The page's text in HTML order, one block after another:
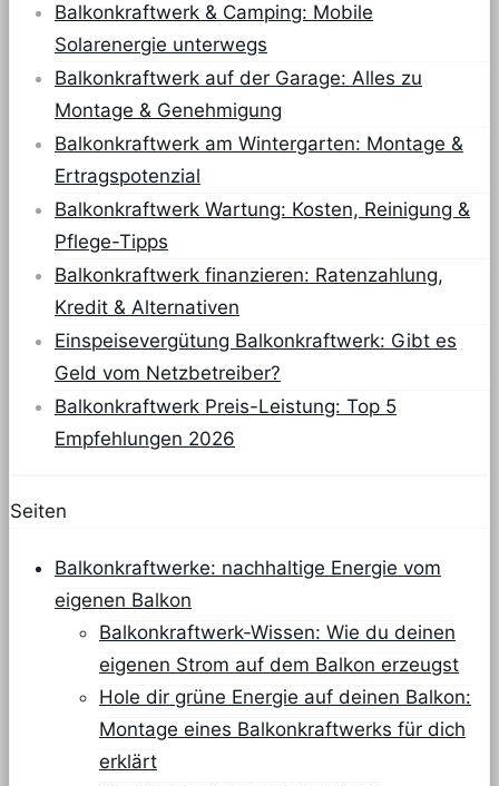
Balkonkraftwerk & Camping: Mobile
Solarenergie unterwegs
Balkonkraftwerk auf der Garage: Alles zu
Montage & Genehmigung
Balkonkraftwerk am Wintergarten: Montage &
Ertragspotenzial
Balkonkraftwerk Wartung: Kosten, Reinigung &
Pflege-Tipps
Balkonkraftwerk finanzieren: Ratenzahlung,
Kredit & Alternativen
Einspeisevergütung Balkonkraftwerk: Gibt es
Geld vom Netzbetreiber?
Balkonkraftwerk Preis-Leistung: Top 5
Empfehlungen 2026
Seiten
Balkonkraftwerke: nachhaltige Energie vom
eigenen Balkon
Balkonkraftwerk-Wissen: Wie du deinen
eigenen Strom auf dem Balkon erzeugst
Hole dir grüne Energie auf deinen Balkon:
Montage eines Balkonkraftwerks für dich
erklärt